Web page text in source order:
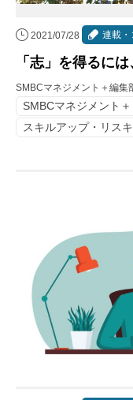
2021/07/28 連載・
「志」を得るに
SMBCマネジメント＋編集
SMBCマネジメント＋
スキルアップ・リス